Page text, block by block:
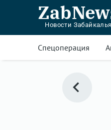
Новости Забайкалья
Спецоперация